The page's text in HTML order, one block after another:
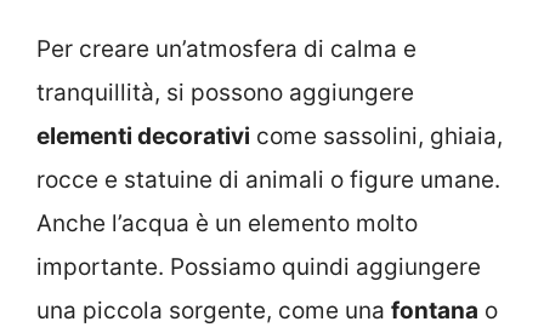
Per creare un’atmosfera di calma e
tranquillità, si possono aggiungere
elementi decorativi come sassolini, ghiaia,
rocce e statuine di animali o figure umane.
Anche l’acqua è un elemento molto
importante. Possiamo quindi aggiungere
una piccola sorgente, come una fontana o